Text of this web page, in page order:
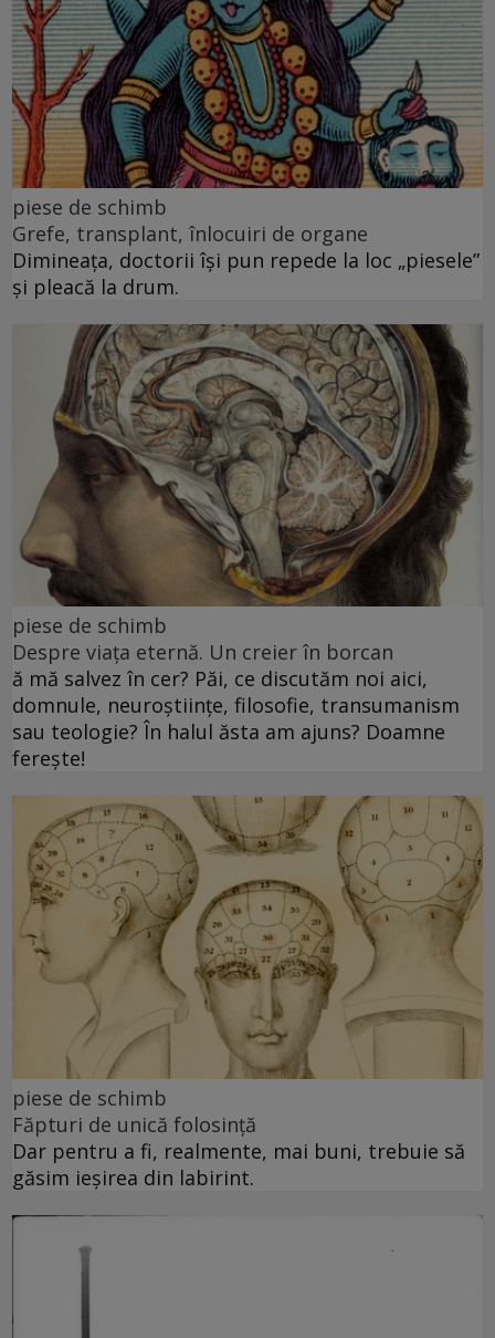
piese de schimb
Grefe, transplant, înlocuiri de organe
Dimineața, doctorii își pun repede la loc „piesele”
și pleacă la drum.
piese de schimb
Despre viața eternă. Un creier în borcan
ă mă salvez în cer? Păi, ce discutăm noi aici,
domnule, neuroștiințe, filosofie, transumanism
sau teologie? În halul ăsta am ajuns? Doamne
ferește!
piese de schimb
Făpturi de unică folosință
Dar pentru a fi, realmente, mai buni, trebuie să
găsim ieșirea din labirint.